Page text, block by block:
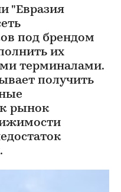
"Евразия
под брендом
их
терминалами.
получить
рынок